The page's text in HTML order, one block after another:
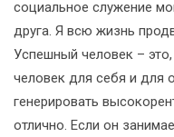
социальное служение
друга. Я всю жизнь
Успешный человек –
человек для себя и для
генерировать
отлично. Если он